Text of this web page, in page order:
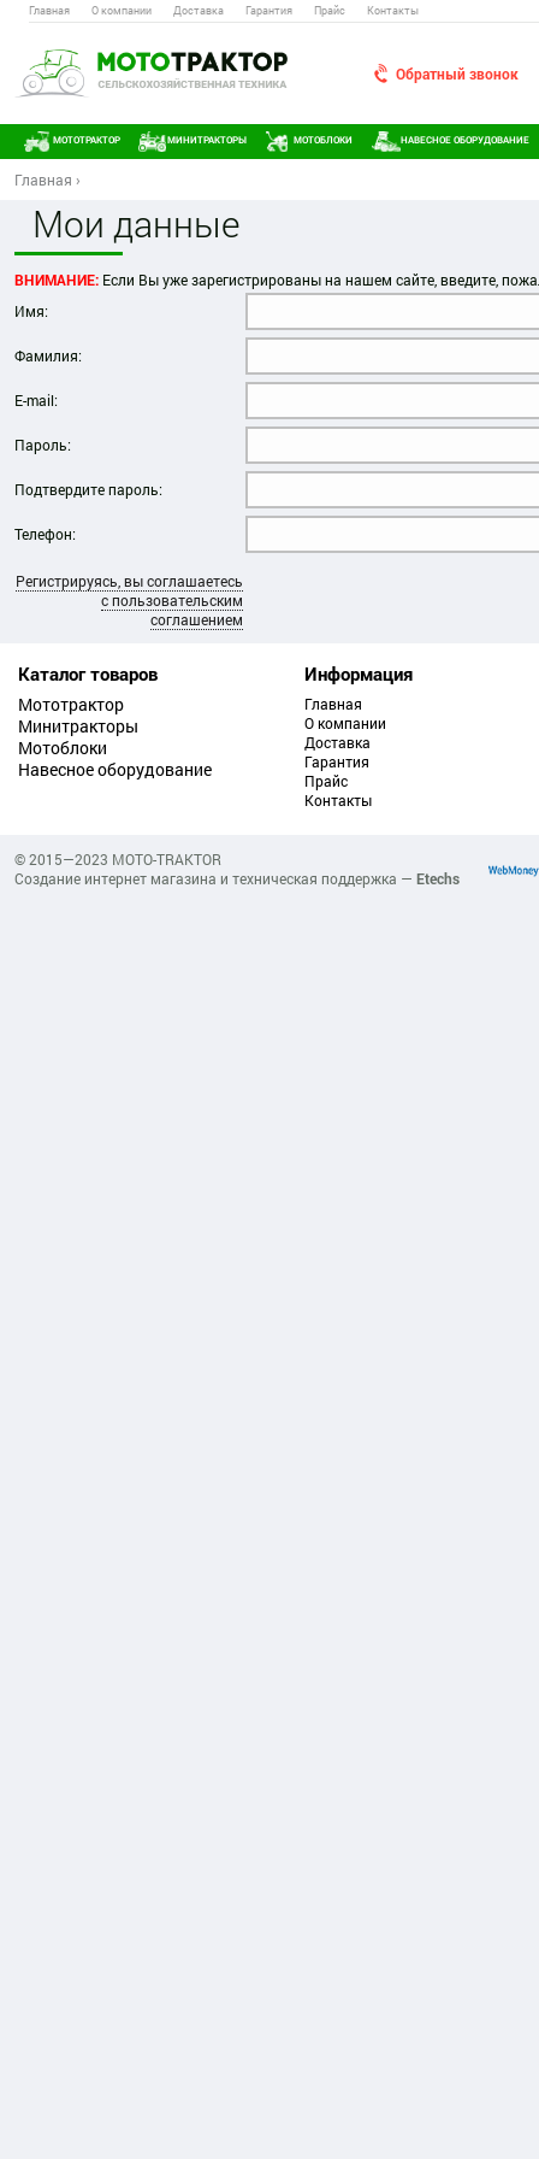
Главная О компании Доставка Гарантия Прайс Контакты
Обратный звонок
МОТОТРАКТОР МИНИТРАКТОРЫ МОТОБЛОКИ НАВЕСНОЕ ОБОРУДОВАНИЕ
Главная ›
Мои данные
ВНИМАНИЕ: Если Вы уже зарегистрированы на нашем сайте, введите,
Имя:
Фамилия:
E-mail:
Пароль:
Подтвердите пароль:
Телефон:
Регистрируясь, вы соглашаетесь
с пользовательским
соглашением
Каталог товаров
Мототрактор
Минитракторы
Мотоблоки
Навесное оборудование
Информация
Главная
О компании
Доставка
Гарантия
Прайс
Контакты
© 2015—2023 MOTO-TRAKTOR
Создание интернет магазина и техническая поддержка — Etechs